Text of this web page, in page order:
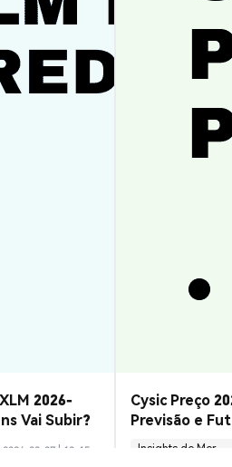
2026-
Vai Subir?
2026-08-07 | 10-15m
Cysic Preço
Previsão e
Insights de Mercado